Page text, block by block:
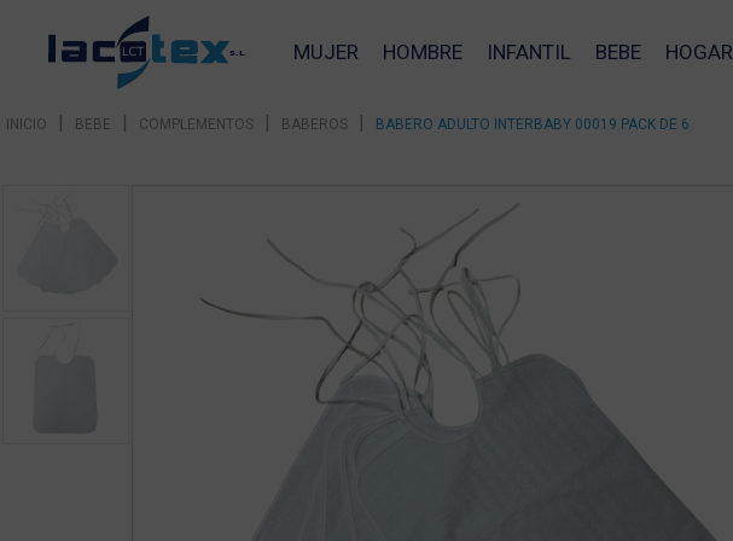
MUJER HOMBRE INFANTIL BEBE HOGAR
INICIO | BEBE | COMPLEMENTOS | BABEROS | BABERO ADULTO INTERBABY 00019 PACK DE 6